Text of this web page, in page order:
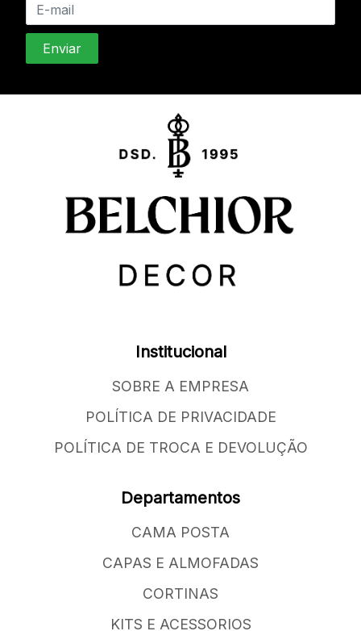
Institucional
SOBRE A EMPRESA
POLÍTICA DE PRIVACIDADE
POLÍTICA DE TROCA E DEVOLUÇÃO
Departamentos
CAMA POSTA
CAPAS E ALMOFADAS
CORTINAS
KITS E ACESSORIOS